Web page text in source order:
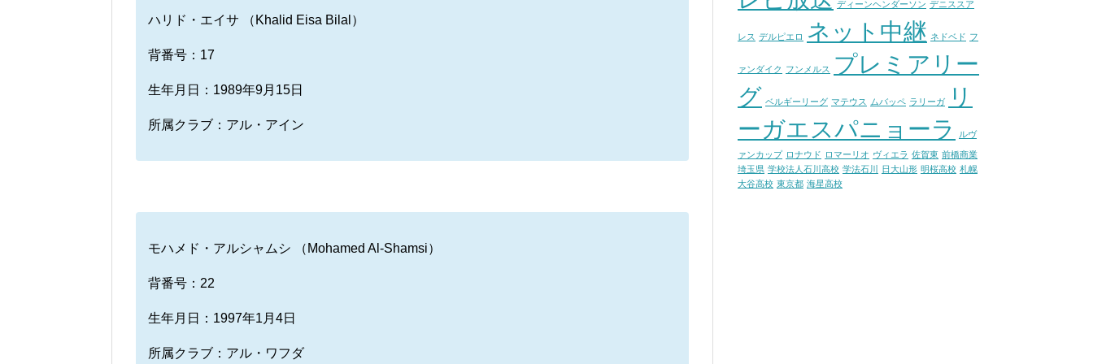
ハリド・エイサ （Khalid Eisa Bilal）
背番号：17
生年月日：1989年9月15日
所属クラブ：アル・アイン
モハメド・アルシャムシ （Mohamed Al-Shamsi）
背番号：22
生年月日：1997年1月4日
所属クラブ：アル・ワフダ
ディーンヘンダーソン デニススア
レス デルピエロ ネット中継 ネドベド フ
ァンダイク フンメルス
プレミアリー
グ ベルギーリーグ マテウス ムバッペ ラリーガ
リ
ーガエスパニョーラ
ルヴ
ァンカップ ロナウド ロマーリオ ヴィエラ 佐賀東 前橋商業
埼玉県 学校法人石川高校 学法石川 日大山形 明桜高校 札幌
大谷高校 東京都 海星高校